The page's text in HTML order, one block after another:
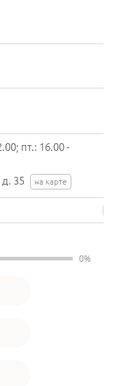
пт.: 16.00 -
35
на карте
0%